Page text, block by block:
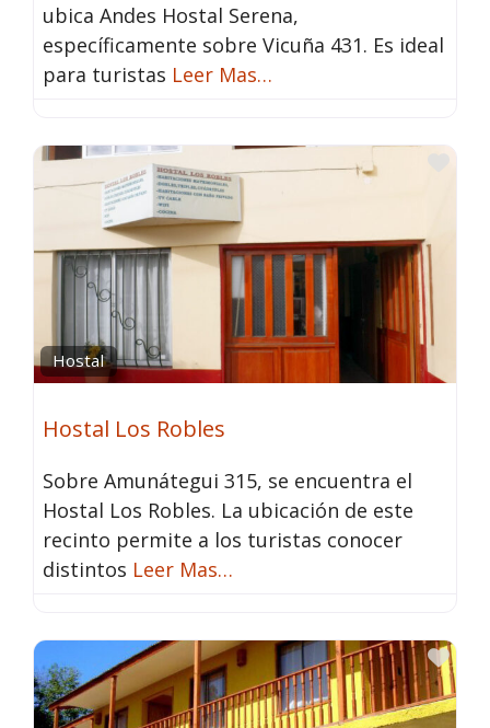
ubica Andes Hostal Serena,
específicamente sobre Vicuña 431. Es ideal
para turistas Leer Mas…
Hostal
Hostal Los Robles
Sobre Amunátegui 315, se encuentra el
Hostal Los Robles. La ubicación de este
recinto permite a los turistas conocer
distintos Leer Mas…